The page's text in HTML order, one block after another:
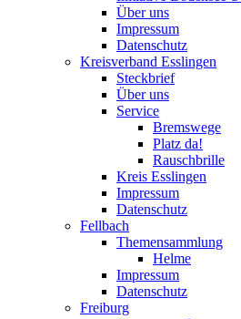
Über uns
Impressum
Datenschutz
Kreisverband Esslingen
Steckbrief
Über uns
Service
Bremswege
Platz da!
Rauschbrille
Kreis Esslingen
Impressum
Datenschutz
Fellbach
Themensammlung
Helme
Impressum
Datenschutz
Freiburg